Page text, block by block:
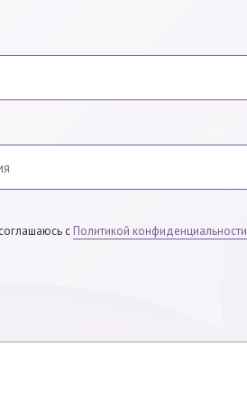
с Политикой конфиденциальности